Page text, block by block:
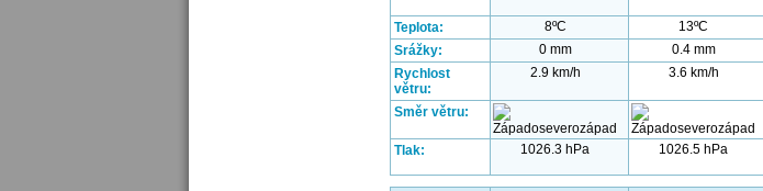
Teplota: 8ºC 13ºC
Srážky:
0 mm 0.4 mm
Rychlost
větru:
2.9 km/h 3.6 km/h
Směr větru:
Tlak: 1026.3 hPa 1026.5 hPa